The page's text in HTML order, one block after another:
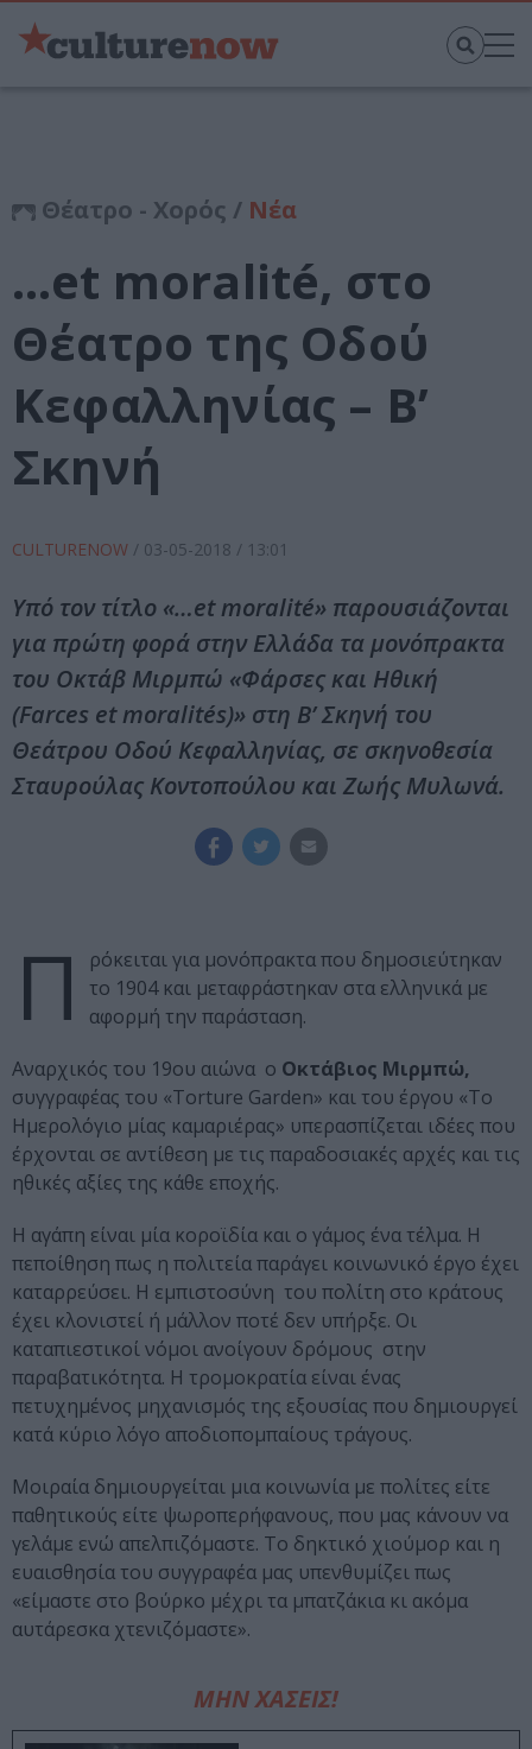
Θέατρο - Χορός / Νέα
…et moralité, στο
Θέατρο της Οδού
Κεφαλληνίας – Β’
Σκηνή
CULTURENOW / 03-05-2018 / 13:01
Υπό τον τίτλο «…et moralité» παρουσιάζονται
για πρώτη φορά στην Ελλάδα τα μονόπρακτα
του Οκτάβ Μιρμπώ «Φάρσες και Ηθική
(Farces et moralités)» στη Β’ Σκηνή του
Θεάτρου Οδού Κεφαλληνίας, σε σκηνοθεσία
Σταυρούλας Κοντοπούλου και Ζωής Μυλωνά.
Π
ρόκειται για μονόπρακτα που δημοσιεύτηκαν
το 1904 και μεταφράστηκαν στα ελληνικά με
αφορμή την παράσταση.
Αναρχικός του 19ου αιώνα ο Οκτάβιος Μιρμπώ,
συγγραφέας του «Torture Garden» και του έργου «Το
Ημερολόγιο μίας καμαριέρας» υπερασπίζεται ιδέες που
έρχονται σε αντίθεση με τις παραδοσιακές αρχές και τις
ηθικές αξίες της κάθε εποχής.
Η αγάπη είναι μία κοροϊδία και ο γάμος ένα τέλμα. Η
πεποίθηση πως η πολιτεία παράγει κοινωνικό έργο έχει
καταρρεύσει. Η εμπιστοσύνη του πολίτη στο κράτους
έχει κλονιστεί ή μάλλον ποτέ δεν υπήρξε. Οι
καταπιεστικοί νόμοι ανοίγουν δρόμους στην
παραβατικότητα. Η τρομοκρατία είναι ένας
πετυχημένος μηχανισμός της εξουσίας που δημιουργεί
κατά κύριο λόγο αποδιοπομπαίους τράγους.
Μοιραία δημιουργείται μια κοινωνία με πολίτες είτε
παθητικούς είτε ψωροπερήφανους, που μας κάνουν να
γελάμε ενώ απελπιζόμαστε. Το δηκτικό χιούμορ και η
ευαισθησία του συγγραφέα μας υπενθυμίζει πως
«είμαστε στο βούρκο μέχρι τα μπατζάκια κι ακόμα
αυτάρεσκα χτενιζόμαστε».
ΜΗΝ ΧΑΣΕΙΣ!